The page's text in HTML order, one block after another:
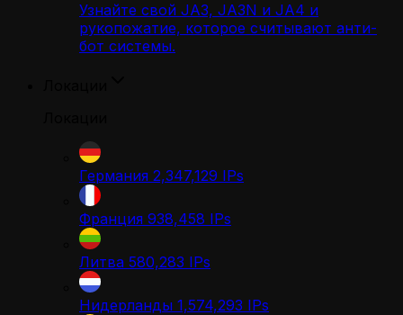
Узнайте свой JA3, JA3N и JA4 и
рукопожатие, которое считывают анти-
бот системы.
Германия 2,347,129 IPs
Франция 938,458 IPs
Литва 580,283 IPs
Нидерланды 1,574,293 IPs